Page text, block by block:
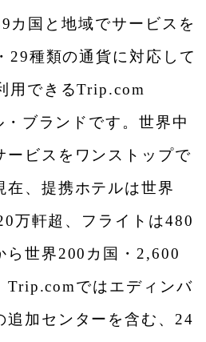
ベント情報 伝統芸能
する『エイサーナイ
カ国と地域でサービスを
29種類の通貨に対応して
用できるTrip.com
ブランドです。世界中
ービスをワンストップで
在、提携ホテルは世界
万軒超、フライトは480
ら世界200カ国・2,600
Trip.comではエディンバ
追加センターを含む、24